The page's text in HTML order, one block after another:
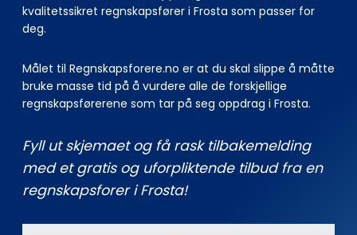
kvalitetssikret regnskapsfører i Frosta som passer for
deg.
Målet til Regnskapsforere.no er at du skal slippe å måtte
bruke masse tid på å vurdere alle de forskjellige
regnskapsførerene som tar på seg oppdrag i Frosta.
Fyll ut skjemaet og få rask tilbakemelding
med et gratis og uforpliktende tilbud fra en
regnskapsforer i Frosta!